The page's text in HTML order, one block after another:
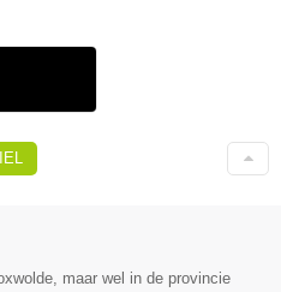
maar wel in de provincie